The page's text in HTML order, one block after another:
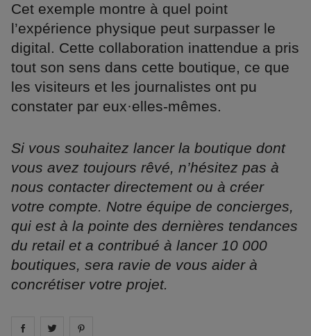
Cet exemple montre à quel point
l’expérience physique peut surpasser le
digital. Cette collaboration inattendue a pris
tout son sens dans cette boutique, ce que
les visiteurs et les journalistes ont pu
constater par eux·elles-mêmes.
Si vous souhaitez lancer la boutique dont
vous avez toujours rêvé, n’hésitez pas à
nous contacter directement ou à créer
votre compte. Notre équipe de concierges,
qui est à la pointe des dernières tendances
du retail et a contribué à lancer 10 000
boutiques, sera ravie de vous aider à
concrétiser votre projet.
Share on facebook
Share on